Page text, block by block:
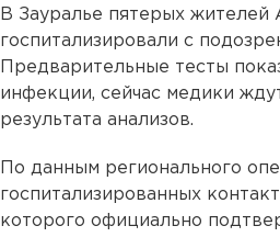
В Зауралье пятерых жителей
госпитализировали с
Предварительные тесты
инфекции, сейчас медики
результата анализов.
По данным регионального
госпитализированных
которого официально